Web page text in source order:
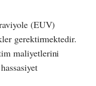
(EUV)
gerektirmektedir.
maliyetlerini